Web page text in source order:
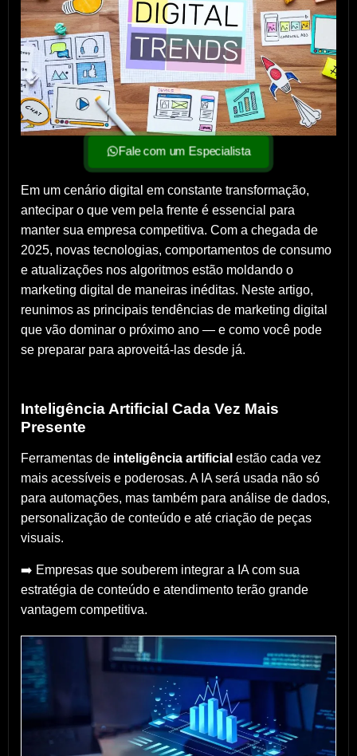
Fale com um Especialista
Em um cenário digital em constante transformação,
antecipar o que vem pela frente é essencial para
manter sua empresa competitiva. Com a chegada de
2025, novas tecnologias, comportamentos de consumo
e atualizações nos algoritmos estão moldando o
marketing digital de maneiras inéditas. Neste artigo,
reunimos as principais tendências de marketing digital
que vão dominar o próximo ano — e como você pode
se preparar para aproveitá-las desde já.
Inteligência Artificial Cada Vez Mais
Presente
Ferramentas de inteligência artificial estão cada vez
mais acessíveis e poderosas. A IA será usada não só
para automações, mas também para análise de dados,
personalização de conteúdo e até criação de peças
visuais.
➡️ Empresas que souberem integrar a IA com sua
estratégia de conteúdo e atendimento terão grande
vantagem competitiva.